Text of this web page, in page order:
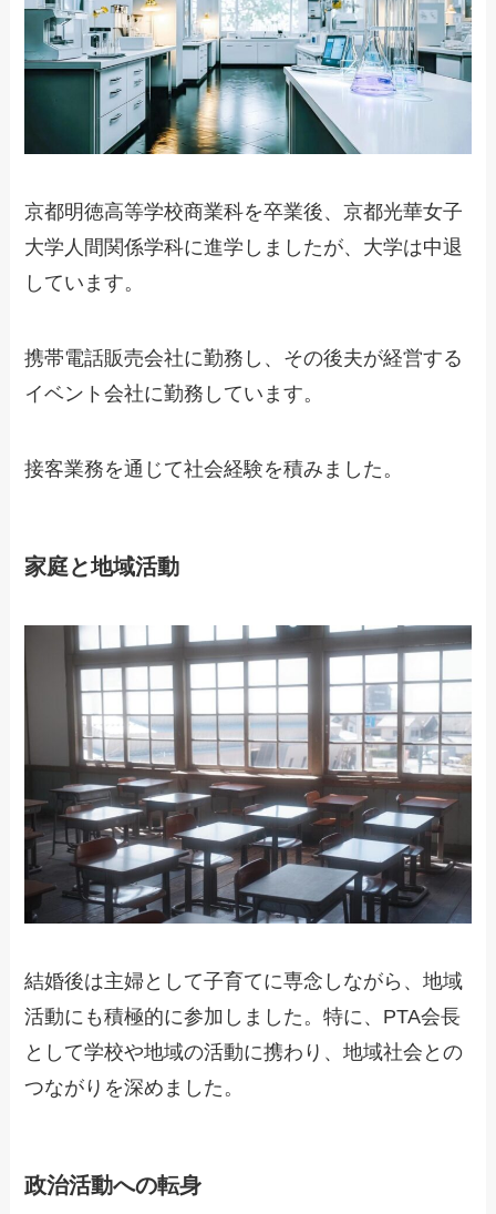
京都明徳高等学校商業科を卒業後、京都光華女子
大学人間関係学科に進学しましたが、大学は中退
しています。
携帯電話販売会社に勤務し、その後夫が経営する
イベント会社に勤務しています。
接客業務を通じて社会経験を積みました。
家庭と地域活動
結婚後は主婦として子育てに専念しながら、地域
活動にも積極的に参加しました。特に、PTA会長
として学校や地域の活動に携わり、地域社会との
つながりを深めました。
政治活動への転身